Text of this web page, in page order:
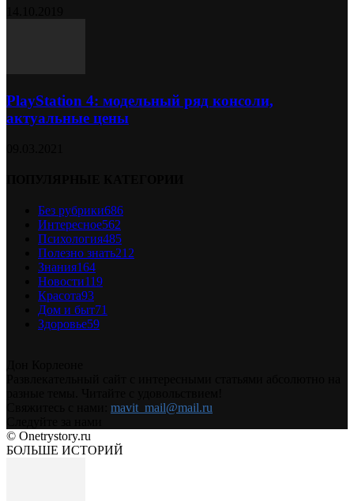
PlayStation 4: модельный ряд консоли,
актуальные цены
Без рубрики686
Интересное562
Психология485
Полезно знать212
Знания164
Новости119
Красота93
Дом и быт71
Здоровье59
mavit_mail@mail.ru
© Onetrystory.ru
БОЛЬШЕ ИСТОРИЙ